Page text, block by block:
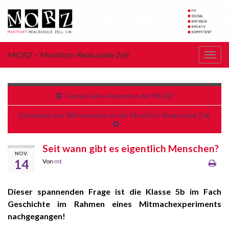
MORZ – Montfort-Realschule Zell
Grusel-Lese-Abend an der MORZ
Einladung zum Wintermarkt an der Montfort-Realschule Zell
NOV.
14
Seit wann gibt es eigentlich Menschen?
Von mt
Dieser spannenden Frage ist die Klasse 5b im Fach
Geschichte im Rahmen eines Mitmachexperiments
nachgegangen!